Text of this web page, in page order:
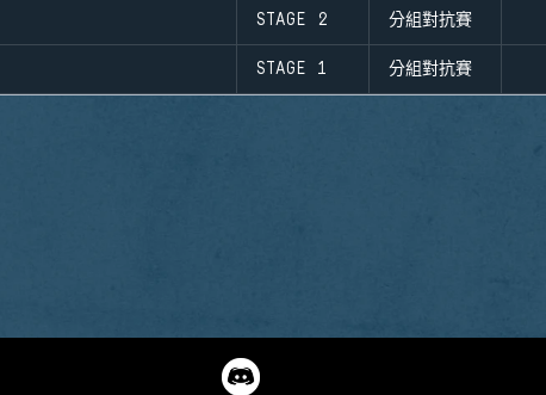
STAGE 2 分組對抗賽
STAGE 1 分組對抗賽